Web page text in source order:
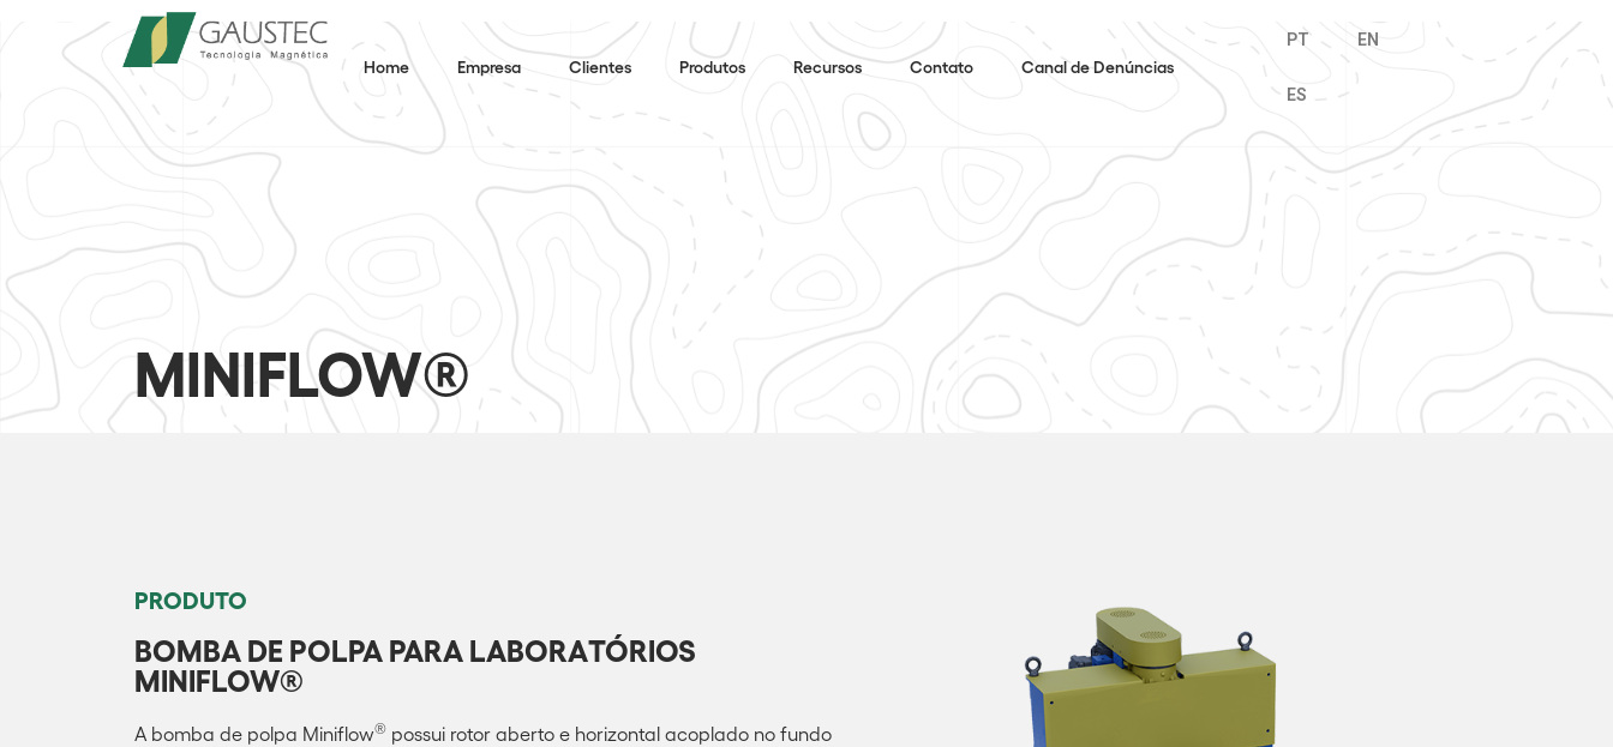
Home Empresa Clientes Produtos Recursos Contato Canal de Denúncias
PT EN
ES
MINIFLOW®
PRODUTO
BOMBA DE POLPA PARA LABORATÓRIOS
MINIFLOW®
A bomba de polpa Miniflow® possui rotor aberto e horizontal acoplado no fundo